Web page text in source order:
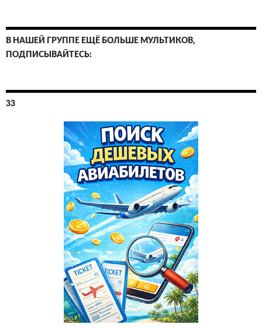
В НАШЕЙ ГРУППЕ ЕЩЁ БОЛЬШЕ МУЛЬТИКОВ,
ПОДПИСЫВАЙТЕСЬ:
33